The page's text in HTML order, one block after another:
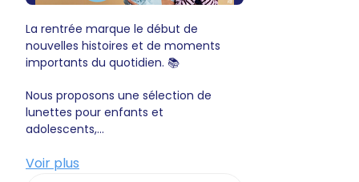
La rentrée marque le début de
nouvelles histoires et de moments
importants du quotidien. 📚
Nous proposons une sélection de
lunettes pour enfants et
adolescents,...
Voir plus